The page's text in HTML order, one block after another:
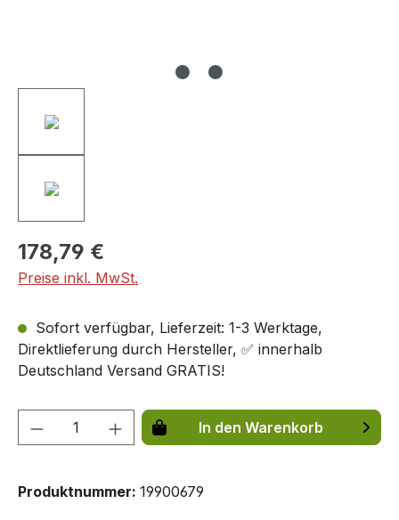
178,79 €
Preise inkl. MwSt.
Sofort verfügbar, Lieferzeit: 1-3 Werktage,
Direktlieferung durch Hersteller, ✅ innerhalb
Deutschland Versand GRATIS!
Produkt Anzahl: Gib denIn den Warenkorb
Produktnummer: 19900679